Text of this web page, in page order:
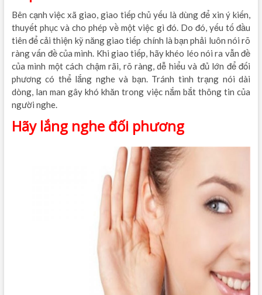
Bên cạnh việc xã giao, giao tiếp chủ yếu là dùng để xin ý kiến,
thuyết phục và cho phép về một việc gì đó. Do đó, yếu tố đầu
tiên để cải thiện kỹ năng giao tiếp chính là bạn phải luôn nói rõ
ràng vấn đề của mình. Khi giao tiếp, hãy khéo léo nói ra vẫn đề
của mình một cách chậm rãi, rõ ràng, dễ hiểu và đủ lớn để đối
phương có thể lắng nghe và bạn. Tránh tình trạng nói dài
dòng, lan man gây khó khăn trong việc nắm bắt thông tin của
người nghe.
Hãy lắng nghe đối phương